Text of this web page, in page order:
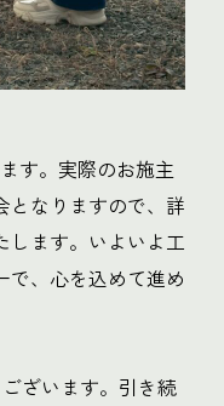
す。実際のお施主
となりますので、詳
します。いよいよ工
で、心を込めて進め
ざいます。引き続